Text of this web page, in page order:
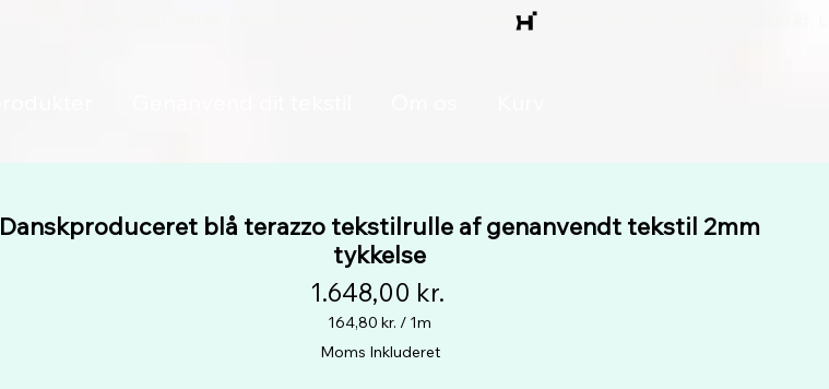
Danskproduceret blå terazzo tekstilrulle af genanvendt tekstil 2mm
tykkelse
1.648,00 kr.Pris
164,80 kr. / 1m
164,80 kr.
pr.
Moms Inkluderet